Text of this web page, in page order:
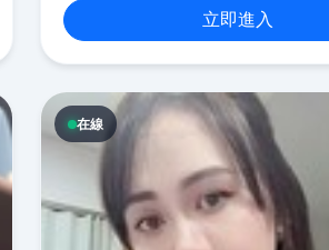
立即進入
在線